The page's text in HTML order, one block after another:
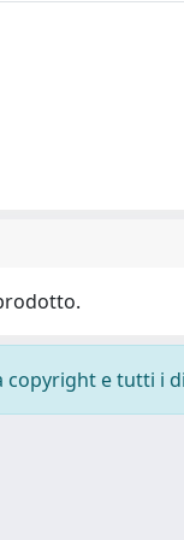
e tutti i